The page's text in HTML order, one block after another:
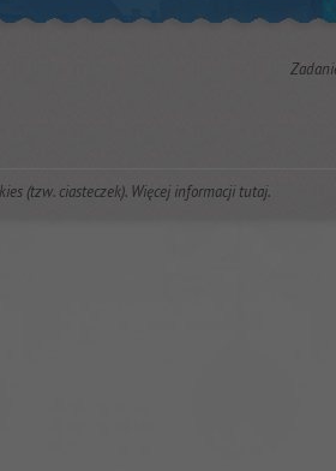
(tzw. ciasteczek). Więcej informacjitutaj.